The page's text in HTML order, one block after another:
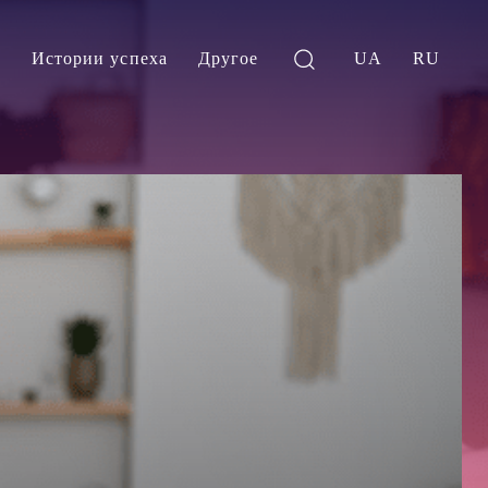
Истории успеха Другое UA RU